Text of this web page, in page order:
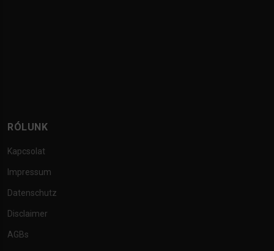
RÓLUNK
Kapcsolat
Impressum
Datenschutz
Disclaimer
AGBs